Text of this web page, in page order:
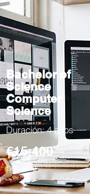
Bachelor of
Science
Computer
Science
Duración: 4 años
€15,400
por año